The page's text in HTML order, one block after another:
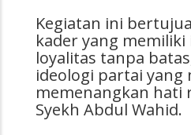
Kegiatan ini
kader yang
loyalitas tanpa
ideologi partai yang
memenangkan hati
Syekh Abdul Wahid.